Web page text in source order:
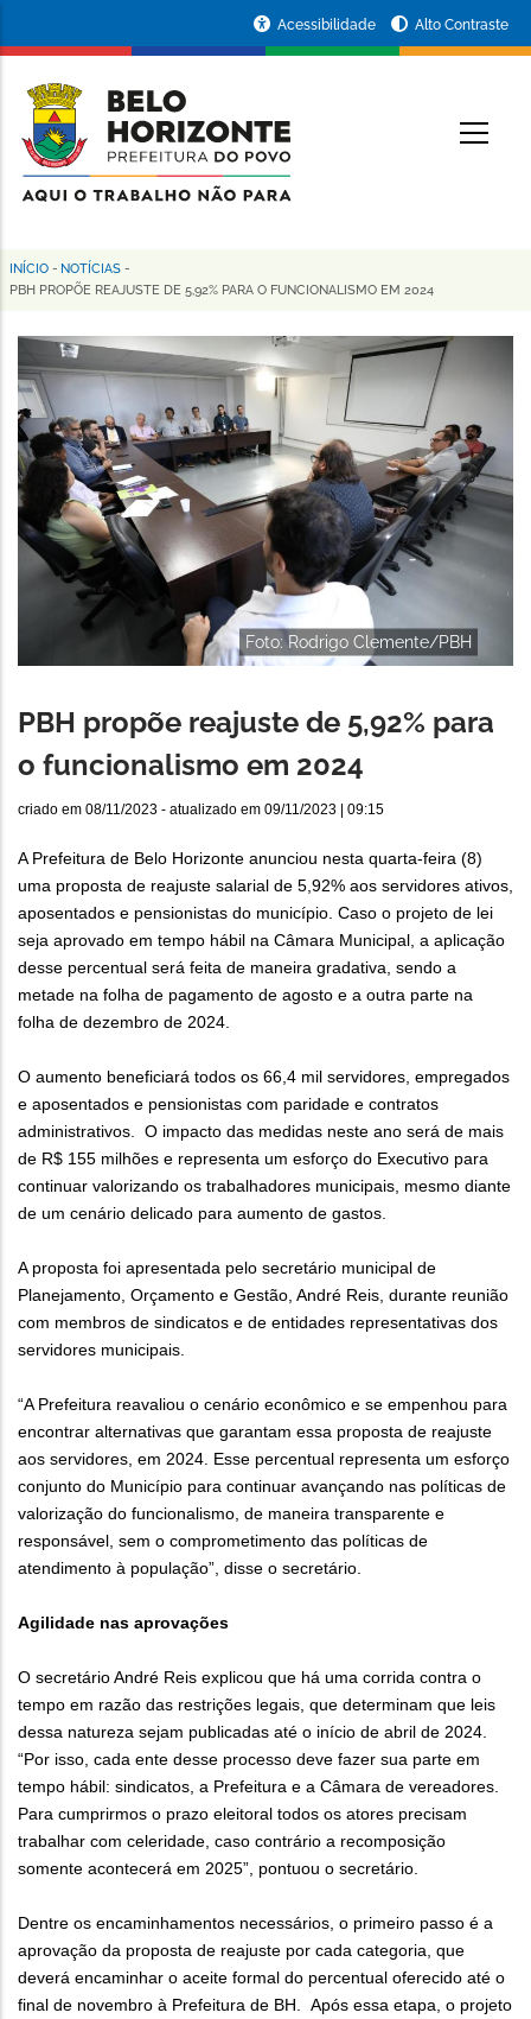
conteúdo
principal
da
Prefeitura
de
Horizonte
Acessibilidade Alto Contraste
Trilha
navegação
INÍCIO - NOTÍCIAS -
PBH PROPÕE REAJUSTE DE 5,92% PARA O FUNCIONALISMO EM 2024
Foto: Rodrigo Clemente/PBH
PBH propõe reajuste de 5,92% para
o funcionalismo em 2024
criado em 08/11/2023 - atualizado em 09/11/2023 | 09:15
A Prefeitura de Belo Horizonte anunciou nesta quarta-feira (8)
uma proposta de reajuste salarial de 5,92% aos servidores ativos,
aposentados e pensionistas do município. Caso o projeto de lei
seja aprovado em tempo hábil na Câmara Municipal, a aplicação
desse percentual será feita de maneira gradativa, sendo a
metade na folha de pagamento de agosto e a outra parte na
folha de dezembro de 2024.
O aumento beneficiará todos os 66,4 mil servidores, empregados
e aposentados e pensionistas com paridade e contratos
administrativos. O impacto das medidas neste ano será de mais
de R$ 155 milhões e representa um esforço do Executivo para
continuar valorizando os trabalhadores municipais, mesmo diante
de um cenário delicado para aumento de gastos.
A proposta foi apresentada pelo secretário municipal de
Planejamento, Orçamento e Gestão, André Reis, durante reunião
com membros de sindicatos e de entidades representativas dos
servidores municipais.
“A Prefeitura reavaliou o cenário econômico e se empenhou para
encontrar alternativas que garantam essa proposta de reajuste
aos servidores, em 2024. Esse percentual representa um esforço
conjunto do Município para continuar avançando nas políticas de
valorização do funcionalismo, de maneira transparente e
responsável, sem o comprometimento das políticas de
atendimento à população”, disse o secretário.
Agilidade nas aprovações
O secretário André Reis explicou que há uma corrida contra o
tempo em razão das restrições legais, que determinam que leis
dessa natureza sejam publicadas até o início de abril de 2024.
“Por isso, cada ente desse processo deve fazer sua parte em
tempo hábil: sindicatos, a Prefeitura e a Câmara de vereadores.
Para cumprirmos o prazo eleitoral todos os atores precisam
trabalhar com celeridade, caso contrário a recomposição
somente acontecerá em 2025”, pontuou o secretário.
Dentre os encaminhamentos necessários, o primeiro passo é a
aprovação da proposta de reajuste por cada categoria, que
deverá encaminhar o aceite formal do percentual oferecido até o
final de novembro à Prefeitura de BH. Após essa etapa, o projeto